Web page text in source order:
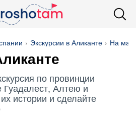
Экскурсии в Аликанте На
по провинции
Гуадалест, Алтею и
истории и сделайте